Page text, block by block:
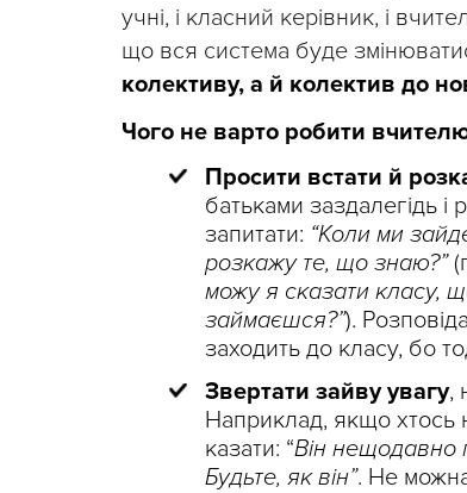
учні, і класний керівник, і
що вся система буде
колективу, а й колектив до
Чого не варто робити
Просити встати й
батьками заздалегідь
запитати: “Коли ми
розкажу те, що знаю?”
можу я сказати класу,
займаєшся?”).
заходить до класу, бо
Звертати зайву увагу,
Наприклад, якщо хтось
казати: “Він нещодавно
Будьте, як він”. Не